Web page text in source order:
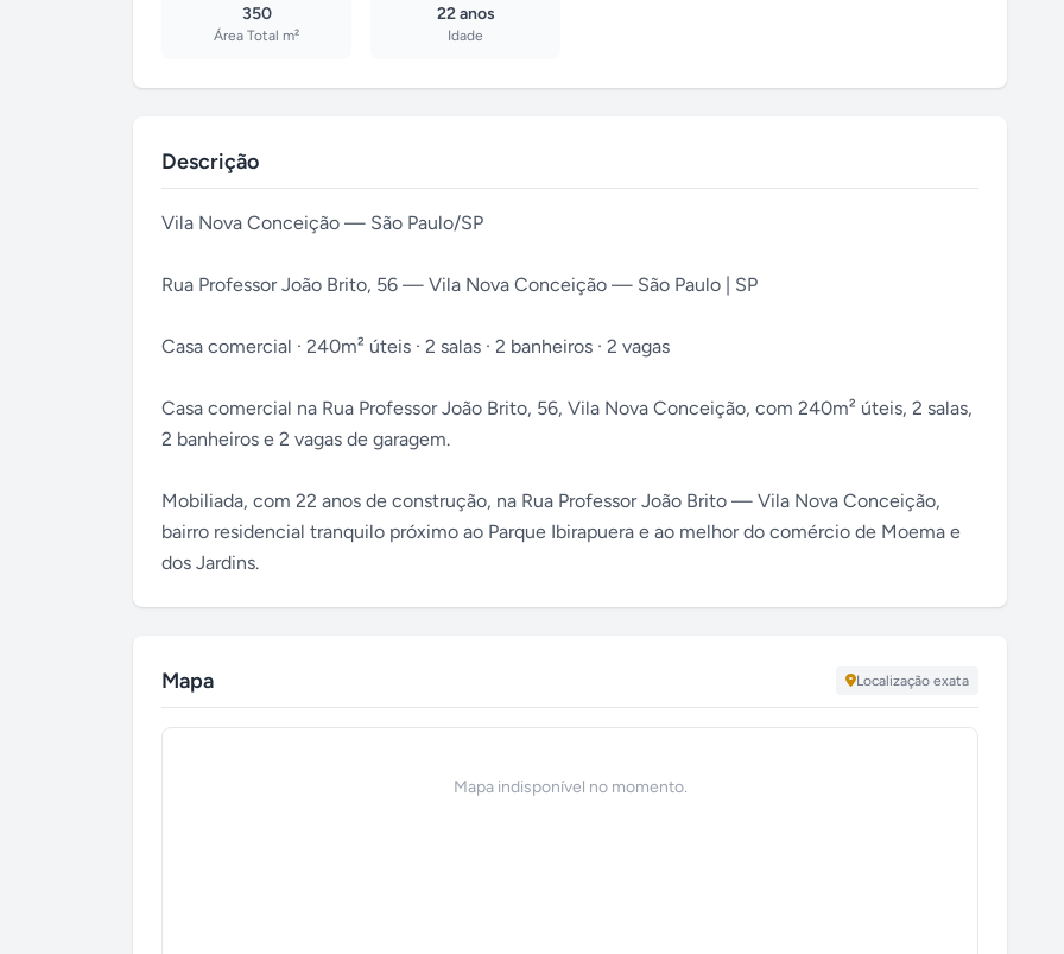
350
Área Total m²
22 anos
Idade
Descrição
Vila Nova Conceição — São Paulo/SP
Rua Professor João Brito, 56 — Vila Nova Conceição — São Paulo | SP
Casa comercial · 240m² úteis · 2 salas · 2 banheiros · 2 vagas
Casa comercial na Rua Professor João Brito, 56, Vila Nova Conceição, com 240m² úteis, 2 salas,
2 banheiros e 2 vagas de garagem.
Mobiliada, com 22 anos de construção, na Rua Professor João Brito — Vila Nova Conceição,
bairro residencial tranquilo próximo ao Parque Ibirapuera e ao melhor do comércio de Moema e
dos Jardins.
Mapa Localização exata
Mapa indisponível no momento.